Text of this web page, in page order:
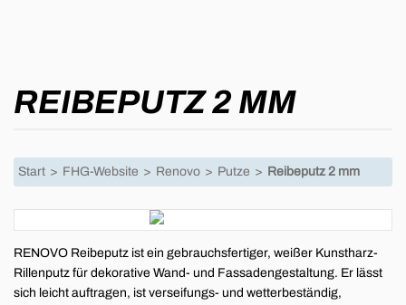
REIBEPUTZ 2 MM
Start > FHG-Website > Renovo > Putze > Reibeputz 2 mm
RENOVO Reibeputz ist ein gebrauchsfertiger, weißer Kunstharz-
Rillenputz für dekorative Wand- und Fassadengestaltung. Er lässt
sich leicht auftragen, ist verseifungs- und wetterbeständig,